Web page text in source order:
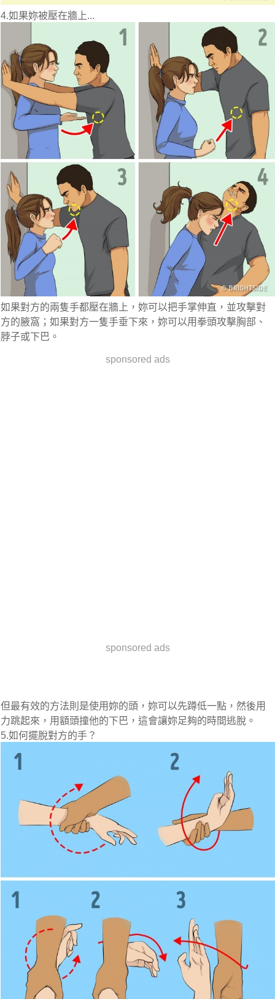
4.如果妳被壓在牆上...
如果對方的兩隻手都壓在牆上，妳可以把手掌伸直，並攻擊對
方的腋窩 ；如果對方一隻手垂下來，妳可以用拳頭攻擊胸部、
脖子或下巴 。
sponsored ads
sponsored ads
但最有效的方法則是使用妳的頭，妳可以先蹲低一點，然後用
力跳起來，用額頭撞他的下巴，這會讓妳足夠的時間逃脫。
5.如何擺脫對方的手？